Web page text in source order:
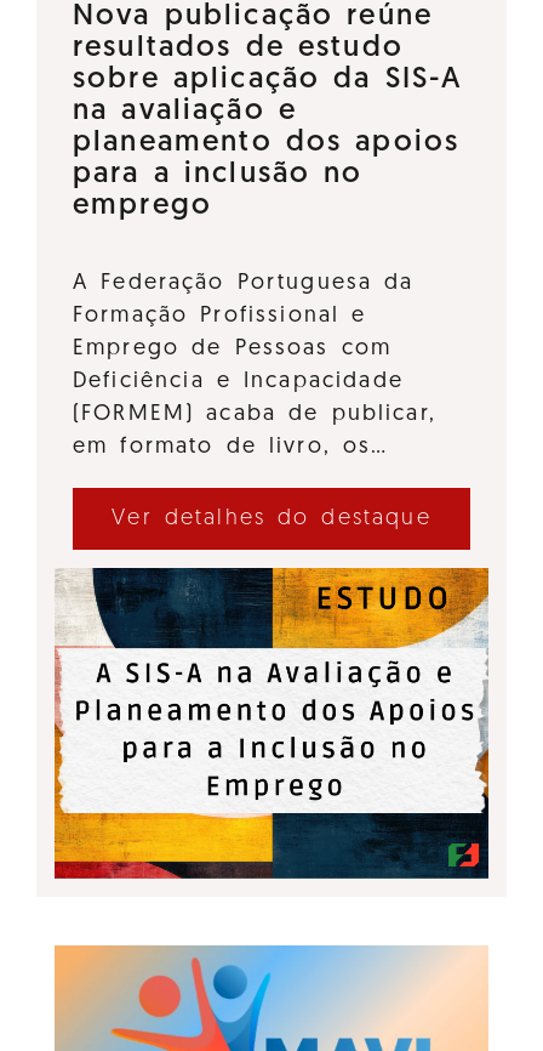
Nova publicação reúne
resultados de estudo
sobre aplicação da SIS-A
na avaliação e
planeamento dos apoios
para a inclusão no
emprego
A Federação Portuguesa da
Formação Profissional e
Emprego de Pessoas com
Deficiência e Incapacidade
(FORMEM) acaba de publicar,
em formato de livro, os…
Ver detalhes do destaque